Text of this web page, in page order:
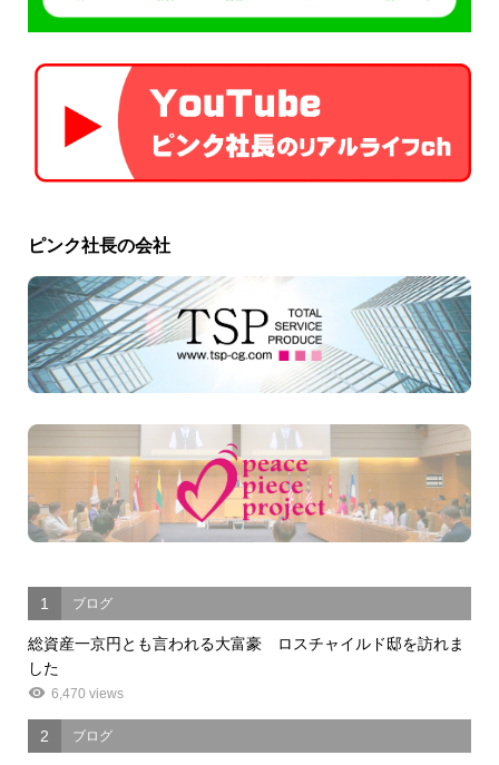
ピンク社長の会社
1 ブログ
総資産一京円とも言われる大富豪 ロスチャイルド邸を訪れま
した
6,470 views
2 ブログ